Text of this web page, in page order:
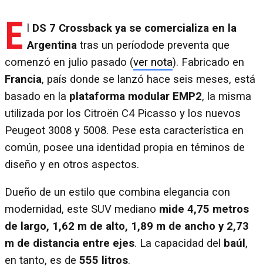
E
DS 7 Crossback ya se comercializa en la
Argentina tras un períodode preventa que
comenzó en julio pasado (ver nota). Fabricado en
Francia, país donde se lanzó hace seis meses, está
basado en la plataforma modular EMP2, la misma
utilizada por los Citroën C4 Picasso y los nuevos
Peugeot 3008 y 5008. Pese esta característica en
común, posee una identidad propia en téminos de
diseño y en otros aspectos.
Dueño de un estilo que combina elegancia con
modernidad, este SUV mediano mide 4,75 metros
de largo, 1,62 m de alto, 1,89 m de ancho y 2,73
m de distancia entre ejes. La capacidad del baúl,
en tanto, es de 555 litros.